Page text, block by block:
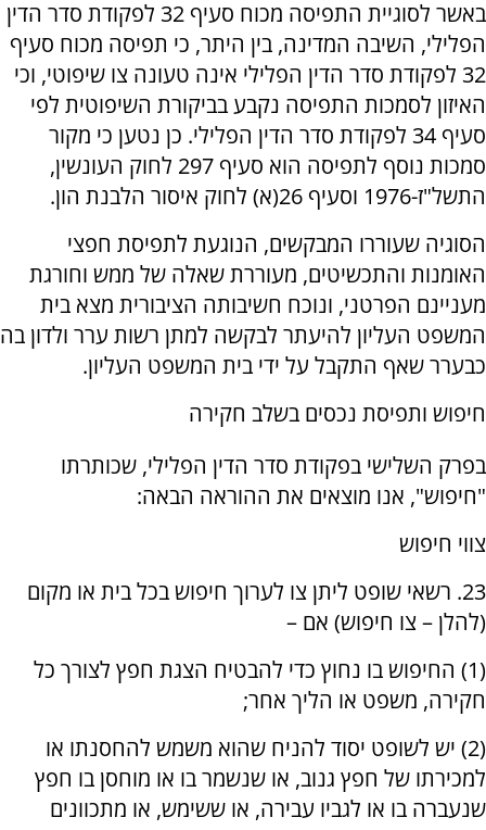
באשר לסוגיית התפיסה מכוח סעיף 32 לפקודת סדר הדין
הפלילי, השיבה המדינה, בין היתר, כי תפיסה מכוח סעיף
32 לפקודת סדר הדין הפלילי אינה טעונה צו שיפוטי, וכי
האיזון לסמכות התפיסה נקבע בביקורת השיפוטית לפי
סעיף 34 לפקודת סדר הדין הפלילי. כן נטען כי מקור
סמכות נוסף לתפיסה הוא סעיף 297 לחוק העונשין,
התשל"ז-1976 וסעיף 26(א) לחוק איסור הלבנת הון.
הסוגיה שעוררו המבקשים, הנוגעת לתפיסת חפצי
האומנות והתכשיטים, מעוררת שאלה של ממש וחורגת
מעניינם הפרטני, ונוכח חשיבותה הציבורית מצא בית
המשפט העליון להיעתר לבקשה למתן רשות ערר ולדון בה
כבערר שאף התקבל על ידי בית המשפט העליון.
חיפוש ותפיסת נכסים בשלב חקירה
בפרק השלישי בפקודת סדר הדין הפלילי, שכותרתו
"חיפוש", אנו מוצאים את ההוראה הבאה:
צווי חיפוש
23. רשאי שופט ליתן צו לערוך חיפוש בכל בית או מקום
(להלן – צו חיפוש) אם –
(1) החיפוש בו נחוץ כדי להבטיח הצגת חפץ לצורך כל
חקירה, משפט או הליך אחר;
(2) יש לשופט יסוד להניח שהוא משמש להחסנתו או
למכירתו של חפץ גנוב, או שנשמר בו או מוחסן בו חפץ
שנעברה בו או לגביו עבירה, או ששימש, או מתכוונים